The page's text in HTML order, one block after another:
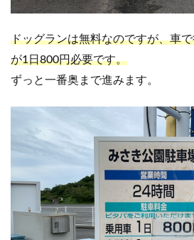
ドッグランは無料なのですが、車
が1日800円必要です。
ずっと一番奥まで進みます。